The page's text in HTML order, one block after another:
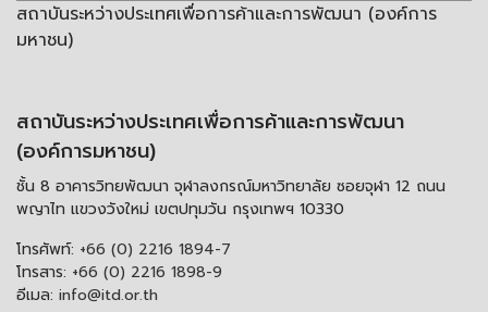
สถาบันระหว่างประเทศเพื่อการค้าและการพัฒนา (องค์การ
มหาชน)
สถาบันระหว่างประเทศเพื่อการค้าและการพัฒนา
(องค์การมหาชน)
ชั้น 8 อาคารวิทยพัฒนา จุฬาลงกรณ์มหาวิทยาลัย ซอยจุฬา 12 ถนน
พญาไท แขวงวังใหม่ เขตปทุมวัน กรุงเทพฯ 10330
โทรศัพท์: +66 (0) 2216 1894-7
โทรสาร: +66 (0) 2216 1898-9
อีเมล: info@itd.or.th